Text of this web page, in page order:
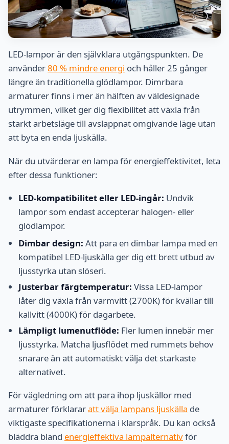
LED-lampor är den självklara utgångspunkten. De
använder80 % mindre energi och håller 25 gånger
längre än traditionella glödlampor. Dimrbara
armaturer finns i mer än hälften av väldesignade
utrymmen, vilket ger dig flexibilitet att växla från
starkt arbetsläge till avslappnat omgivande läge utan
att byta en enda ljuskälla.
När du utvärderar en lampa för energieffektivitet, leta
efter dessa funktioner:
LED-kompatibilitet eller LED-ingår: Undvik
lampor som endast accepterar halogen- eller
glödlampor.
Dimbar design: Att para en dimbar lampa med en
kompatibel LED-ljuskälla ger dig ett brett utbud av
ljusstyrka utan slöseri.
Justerbar färgtemperatur: Vissa LED-lampor
låter dig växla från varmvitt (2700K) för kvällar till
kallvitt (4000K) för dagarbete.
Lämpligt lumenutflöde: Fler lumen innebär mer
ljusstyrka. Matcha ljusflödet med rummets behov
snarare än att automatiskt välja det starkaste
alternativet.
För vägledning om att para ihop ljuskällor med
armaturer förklararatt välja lampans ljuskälla de
viktigaste specifikationerna i klarspråk. Du kan också
bläddra bland energieffektiva lampalternativför